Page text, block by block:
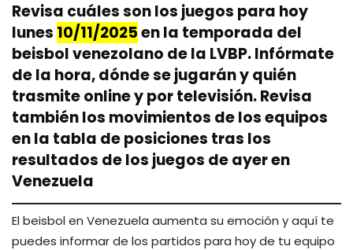
Revisa cuáles son los juegos para hoy
lunes 10/11/2025en la temporada del
beisbol venezolano de la LVBP. Infórmate
de la hora, dónde se jugarán y quién
trasmite online y por televisión. Revisa
también los movimientos de los equipos
en la tabla de posiciones tras los
resultados de los juegos de ayer en
Venezuela
El beisbol en Venezuela aumenta su emoción y aquí te
puedes informar de los partidos para hoy de tu equipo